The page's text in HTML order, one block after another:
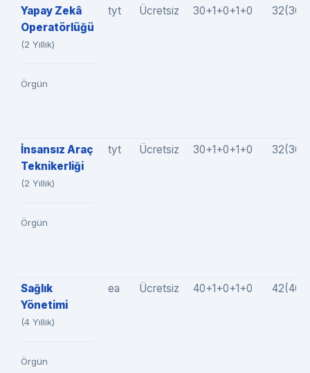
Yapay Zekâ
Operatörlüğü
(2 Yıllık)
Örgün
tyt Ücretsiz 30+1+0+1+0
İnsansız Araç
Teknikerliği
(2 Yıllık)
Örgün
tyt Ücretsiz 30+1+0+1+0
Sağlık
Yönetimi
(4 Yıllık)
Örgün
ea Ücretsiz 40+1+0+1+0